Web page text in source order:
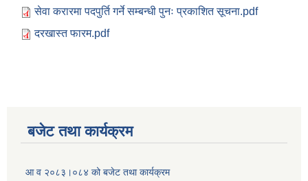
सेवा करारमा पदपुर्ति गर्ने सम्बन्धी पुनः प्रकाशित सूचना.pdf
दरखास्त फारम.pdf
बजेट तथा कार्यक्रम
आ व २०८३।०८४ को बजेट तथा कार्यक्रम